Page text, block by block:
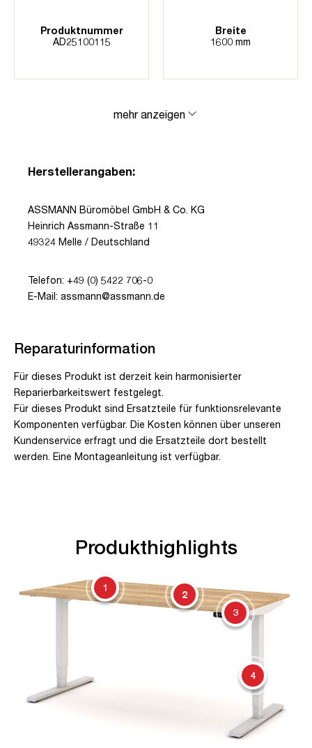
Produktnummer
AD25100115
Breite
1600 mm
mehr anzeigen
Herstellerangaben:
ASSMANN Büromöbel GmbH & Co. KG
Heinrich Assmann-Straße 11
49324 Melle / Deutschland
Telefon: +49 (0) 5422 706-0
E-Mail: assmann@assmann.de
Reparaturinformation
Für dieses Produkt ist derzeit kein harmonisierter
Reparierbarkeitswert festgelegt.
Für dieses Produkt sind Ersatzteile für funktionsrelevante
Komponenten verfügbar. Die Kosten können über unseren
Kundenservice erfragt und die Ersatzteile dort bestellt
werden. Eine Montageanleitung ist verfügbar.
Produkthighlights
1
2
3
4